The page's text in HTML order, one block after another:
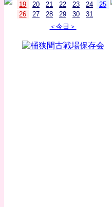
19
20 21 22 23 24
25
26
27 28 29 30
31
＜今日＞